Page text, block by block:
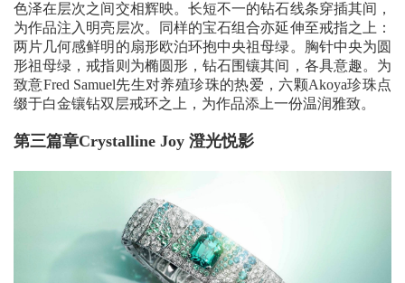
色泽在层次之间交相辉映。长短不一的钻石线条穿插其间，
为作品注入明亮层次。同样的宝石组合亦延伸至戒指之上：
两片几何感鲜明的扇形欧泊环抱中央祖母绿。胸针中央为圆
形祖母绿，戒指则为椭圆形，钻石围镶其间，各具意趣。为
致意Fred Samuel先生对养殖珍珠的热爱，六颗Akoya珍珠点
缀于白金镶钻双层戒环之上，为作品添上一份温润雅致。
第三篇章Crystalline Joy 澄光悦影